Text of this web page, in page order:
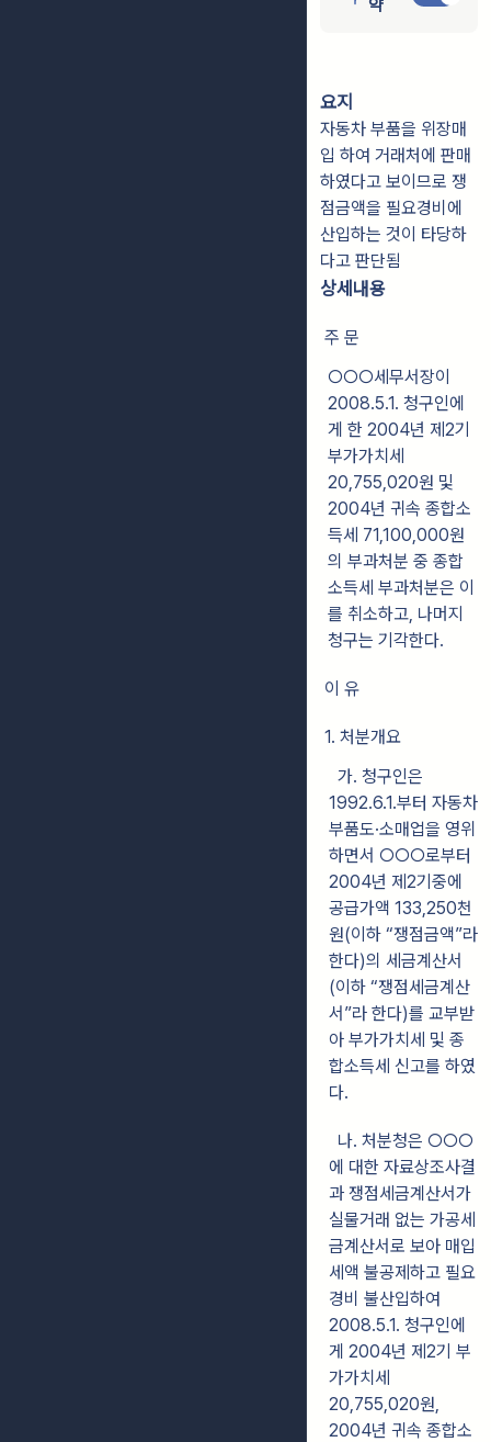
약
요지
자동차 부품을 위장매
입 하여 거래처에 판매
하였다고 보이므로 쟁
점금액을 필요경비에
산입하는 것이 타당하
다고 판단됨
상세내용
주 문
○○○세무서장이
2008.5.1. 청구인에
게 한 2004년 제2기
부가가치세
20,755,020원 및
2004년 귀속 종합소
득세 71,100,000원
의 부과처분 중 종합
소득세 부과처분은 이
를 취소하고, 나머지
청구는 기각한다.
이 유
1. 처분개요
가. 청구인은
1992.6.1.부터 자동차
부품도·소매업을 영위
하면서 ○○○로부터
2004년 제2기중에
공급가액 133,250천
원(이하 “쟁점금액”라
한다)의 세금계산서
(이하 “쟁점세금계산
서”라 한다)를 교부받
아 부가가치세 및 종
합소득세 신고를 하였
다.
나. 처분청은 ○○○
에 대한 자료상조사결
과 쟁점세금계산서가
실물거래 없는 가공세
금계산서로 보아 매입
세액 불공제하고 필요
경비 불산입하여
2008.5.1. 청구인에
게 2004년 제2기 부
가가치세
20,755,020원,
2004년 귀속 종합소